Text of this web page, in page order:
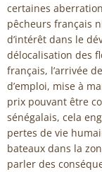
certaines
pêcheurs français
d’intérêt dans le
délocalisation des
français, l’arrivée
d’emploi, mise à
prix pouvant être
sénégalais, cela
pertes de vie
bateaux dans la
parler des